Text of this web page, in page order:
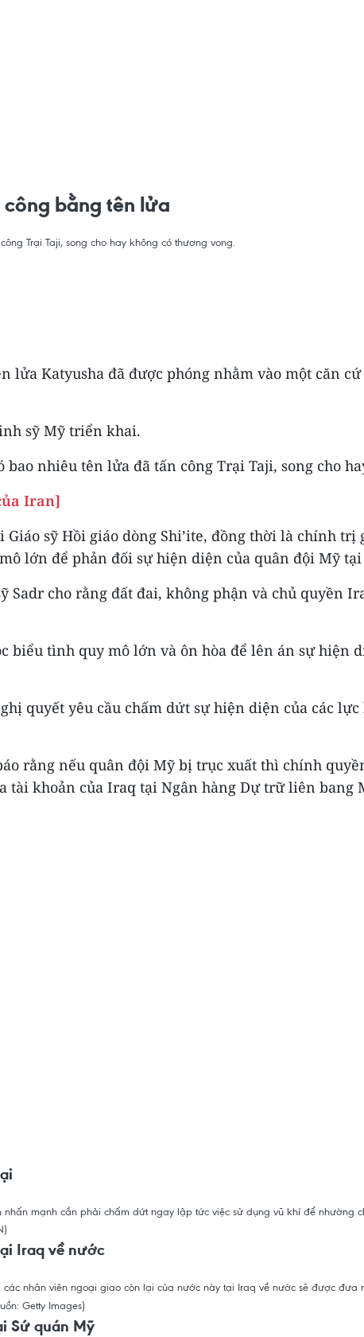
bằng tên lửa
Trại Taji, song cho hay không có thương vong.
lửa Katyusha đã được phóng nhằm vào một căn
sỹ Mỹ triển khai.
nhiêu tên lửa đã tấn công Trại Taji, song cho
Iran]
sỹ Hồi giáo dòng Shi’ite, đồng thời là chính
lớn để phản đối sự hiện diện của quân đội Mỹ
Sadr cho rằng đất đai, không phận và chủ quyền
biểu tình quy mô lớn và ôn hòa để lên án sự hiện
quyết yêu cầu chấm dứt sự hiện diện của các
rằng nếu quân đội Mỹ bị trục xuất thì chính
khoản của Iraq tại Ngân hàng Dự trữ liên bang
mạnh cần phải chấm dứt ngay lập tức việc sử dụng vũ khí để nhường
Iraq về nước
nhân viên ngoại giao còn lại của nước này tại Iraq về nước sẽ được đưa
Sứ quán Mỹ